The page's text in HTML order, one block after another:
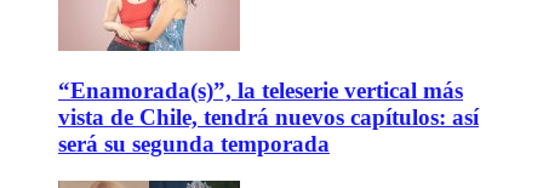
“Enamorada(s)”, la teleserie vertical más
vista de Chile, tendrá nuevos capítulos: así
será su segunda temporada